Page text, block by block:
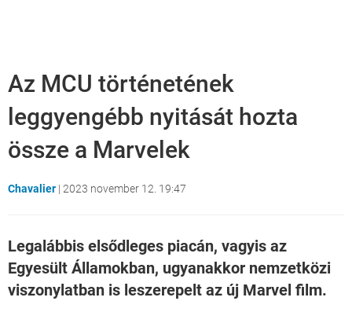
Az MCU történetének
leggyengébb nyitását hozta
össze a Marvelek
Chavalier | 2023 november 12. 19:47
Legalábbis elsődleges piacán, vagyis az
Egyesült Államokban, ugyanakkor nemzetközi
viszonylatban is leszerepelt az új Marvel film.